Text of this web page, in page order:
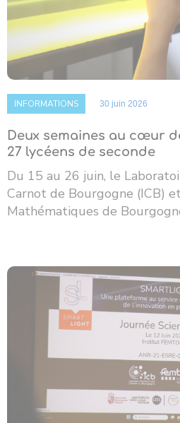
INFORMATIONS 30 juin 2026
Deux semaines au cœur
27 lycéens de seconde
Du 15 au 26 juin, le
Carnot de Bourgogne (ICB)
Mathématiques de